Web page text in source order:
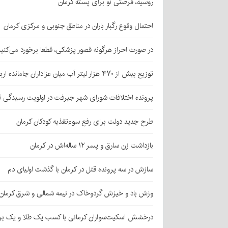
احتمال وقوع رگبار باران در مناطق جنوبی و مرکزی کرمان
در صورت احراز هرگونه قصور پزشکی، قطعا برخورد
توزیع بیش از ۴۷۰ هزار لیتر آب میان عزاداران جامانده اربعین در کرمان
پرونده اختلافات شورای شهر جیرفت در اولویت
طرح جدید دولت برای رفع سوءتغذیه کودکان کرمان
بازداشت زن سارق و پسر ۱۲ ساله‌اش در کرمان
سازش در سه پرونده قتل در کرمان با گذشت اولیای دم
وزش باد و خیزش گردوخاک در نیمه شمالی و شرق
درخشش اسکیت‌سواران کرمانی با کسب یک طلا و یک